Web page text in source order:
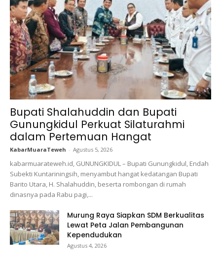
Bupati Shalahuddin dan Bupati
Gunungkidul Perkuat Silaturahmi
dalam Pertemuan Hangat
KabarMuaraTeweh - Agustus 5, 2026
kabarmuarateweh.id, GUNUNGKIDUL – Bupati Gunungkidul, Endah
Subekti Kuntariningsih, menyambut hangat kedatangan Bupati
Barito Utara, H. Shalahuddin, beserta rombongan di rumah
dinasnya pada Rabu pagi,...
Murung Raya Siapkan SDM Berkualitas
Lewat Peta Jalan Pembangunan
Kependudukan
Agustus 4, 2026